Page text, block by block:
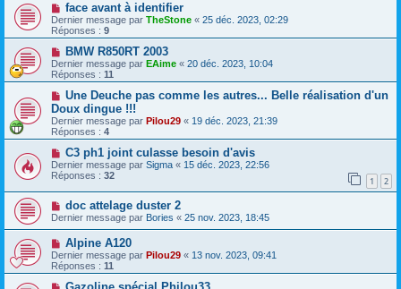
face avant à identifier
Dernier message par TheStone « 25 déc. 2023, 02:29
Réponses : 9
BMW R850RT 2003
Dernier message par EAime « 20 déc. 2023, 10:04
Réponses : 11
Une Deuche pas comme les autres... Belle réalisation d'un
Doux dingue !!!
Dernier message par Pilou29 « 19 déc. 2023, 21:39
Réponses : 4
C3 ph1 joint culasse besoin d'avis
Dernier message par Sigma « 15 déc. 2023, 22:56
Réponses : 32 1 2
doc attelage duster 2
Dernier message par Bories « 25 nov. 2023, 18:45
Alpine A120
Dernier message par Pilou29 « 13 nov. 2023, 09:41
Réponses : 11